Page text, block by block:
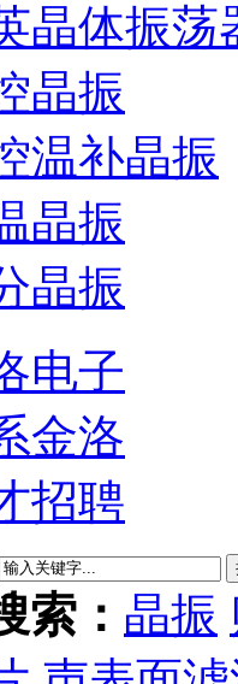
晶体振荡
晶振
温补晶振
晶振
晶振
电子
金洛
招聘
索： 晶振